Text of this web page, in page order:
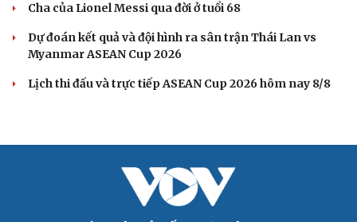
Cha của Lionel Messi qua đời ở tuổi 68
Dự đoán kết quả và đội hình ra sân trận Thái Lan vs
Myanmar ASEAN Cup 2026
Lịch thi đấu và trực tiếp ASEAN Cup 2026 hôm nay 8/8